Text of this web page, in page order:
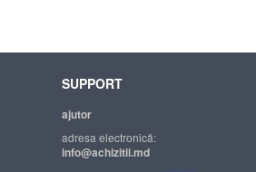
SUPPORT
ajutor
adresa electronică:
info@achizitii.md